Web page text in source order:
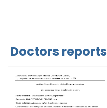
Doctors reports